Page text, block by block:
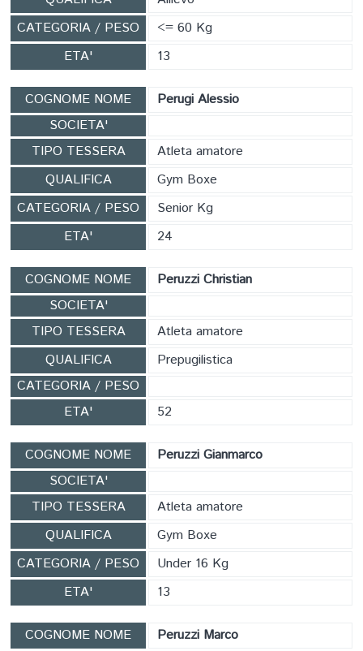
CATEGORIA / PESO
<= 60 Kg
ETA'
13
COGNOME NOME
Perugi Alessio
SOCIETA'
TIPO TESSERA
Atleta amatore
QUALIFICA
Gym Boxe
CATEGORIA / PESO
Senior Kg
ETA'
24
COGNOME NOME
Peruzzi Christian
SOCIETA'
TIPO TESSERA
Atleta amatore
QUALIFICA
Prepugilistica
CATEGORIA / PESO
ETA'
52
COGNOME NOME
Peruzzi Gianmarco
SOCIETA'
TIPO TESSERA
Atleta amatore
QUALIFICA
Gym Boxe
CATEGORIA / PESO
Under 16 Kg
ETA'
13
COGNOME NOME
Peruzzi Marco